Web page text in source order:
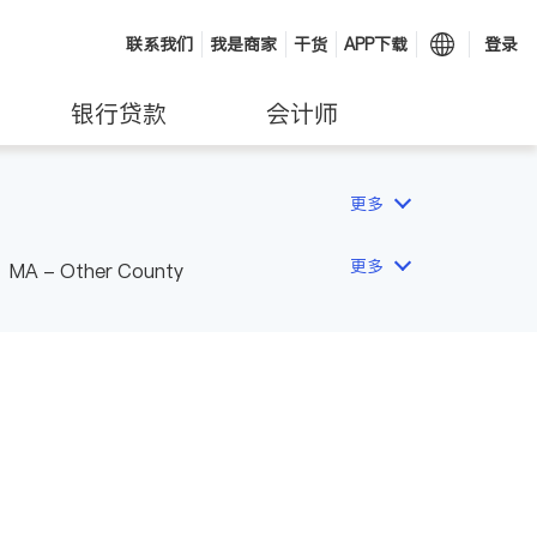
联系我们 我是商家 干货 APP下载 登录
银行贷款 会计师
更多
MA - Other County 更多